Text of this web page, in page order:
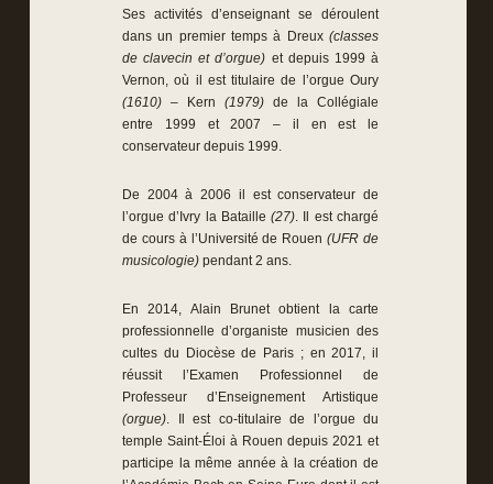
Ses activités d’enseignant se déroulent
dans un premier temps à Dreux (classes
de clavecin et d’orgue) et depuis 1999 à
Vernon, où il est titulaire de l’orgue Oury
(1610) – Kern (1979) de la Collégiale
entre 1999 et 2007 – il en est le
conservateur depuis 1999.
De 2004 à 2006 il est conservateur de
l’orgue d’Ivry la Bataille(27). Il est chargé
de cours à l’Université de Rouen(UFR de
musicologie) pendant 2 ans.
En 2014, Alain Brunet obtient la carte
professionnelle d’organiste musicien des
cultes du Diocèse de Paris ; en 2017, il
réussit l’Examen Professionnel de
Professeur d’Enseignement Artistique
(orgue). Il est co-titulaire de l’orgue du
temple Saint-Éloi à Rouen depuis 2021 et
participe la même année à la création de